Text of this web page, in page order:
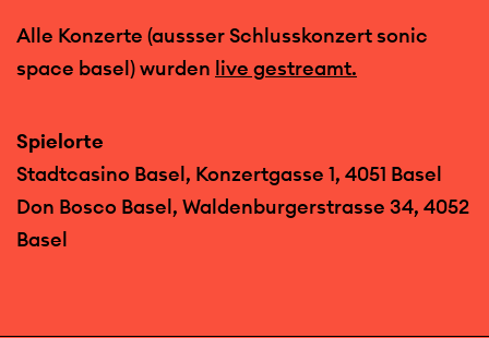
Alle Konzerte (aussser Schlusskonzert sonic
space basel) wurden live gestreamt.
Spielorte
Stadtcasino Basel, Konzertgasse 1, 4051 Basel
Don Bosco Basel, Waldenburgerstrasse 34, 4052
Basel